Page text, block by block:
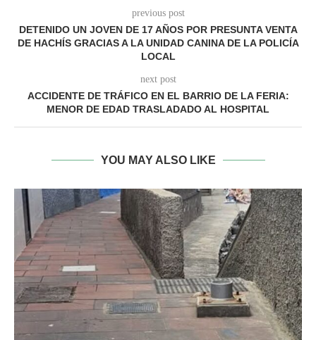
previous post
DETENIDO UN JOVEN DE 17 AÑOS POR PRESUNTA VENTA
DE HACHÍS GRACIAS A LA UNIDAD CANINA DE LA POLICÍA
LOCAL
next post
ACCIDENTE DE TRÁFICO EN EL BARRIO DE LA FERIA:
MENOR DE EDAD TRASLADADO AL HOSPITAL
YOU MAY ALSO LIKE